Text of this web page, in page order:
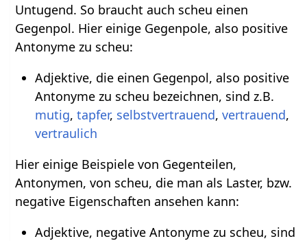
Untugend. So braucht auch scheu einen
Gegenpol. Hier einige Gegenpole, also positive
Antonyme zu scheu:
Adjektive, die einen Gegenpol, also positive
Antonyme zu scheu bezeichnen, sind z.B.
mutig, tapfer, selbstvertrauend, vertrauend,
vertraulich
Hier einige Beispiele von Gegenteilen,
Antonymen, von scheu, die man als Laster, bzw.
negative Eigenschaften ansehen kann:
Adjektive, negative Antonyme zu scheu, sind